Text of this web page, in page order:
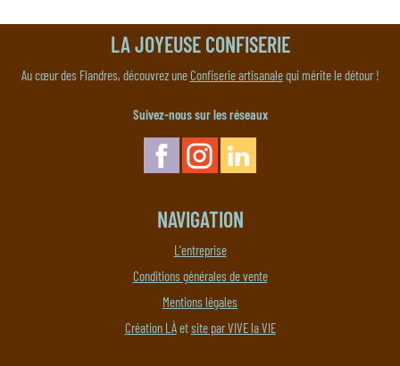
LA JOYEUSE CONFISERIE
Au cœur des Flandres, découvrez uneConfiserie artisanalequi mérite le détour !
Suivez-nous sur les réseaux
NAVIGATION
L'entreprise
Conditions générales de vente
Mentions légales
Création LÀetsite par VIVE la VIE